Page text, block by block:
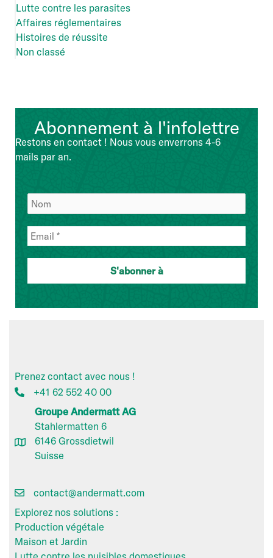
Lutte contre les parasites
Affaires réglementaires
Histoires de réussite
Non classé
Abonnement à l'infolettre
Restons en contact ! Nous vous enverrons 4-6
mails par an.
Prenez contact avec nous !
+41 62 552 40 00
Groupe Andermatt AG
Stahlermatten 6
6146 Grossdietwil
Suisse
contact@andermatt.com
Explorez nos solutions :
Production végétale
Maison et Jardin